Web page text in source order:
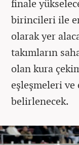
finale
birincileri ile
olarak yer
takımların
olan kura
eşleşmeleri ve
belirlenecek.